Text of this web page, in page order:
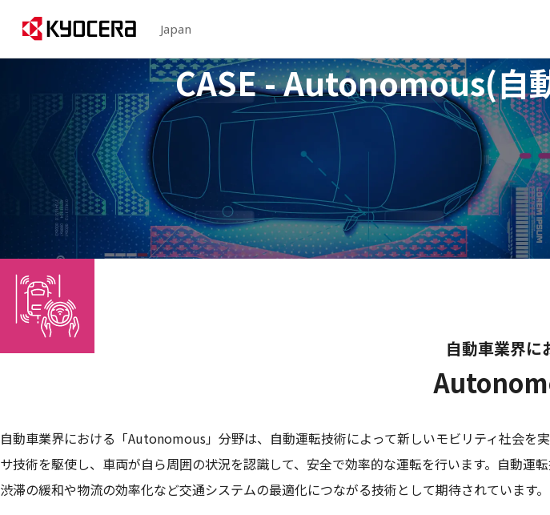
Japan
CASE - Autonomous(自
自動車業界に
自動車業界における「Autonomous」分野は、自動運転技術によって新しいモビリティ社会を
サ技術を駆使し、車両が自ら周囲の状況を認識して、安全で効率的な運転を行います。自動運
渋滞の緩和や物流の効率化など交通システムの最適化につながる技術として期待されています。